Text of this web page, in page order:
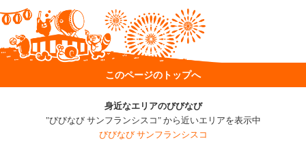
このページのトップへ
身近なエリアのびびなび
"びびなび サンフランシスコ" から近いエリアを表示中
びびなび サンフランシスコ